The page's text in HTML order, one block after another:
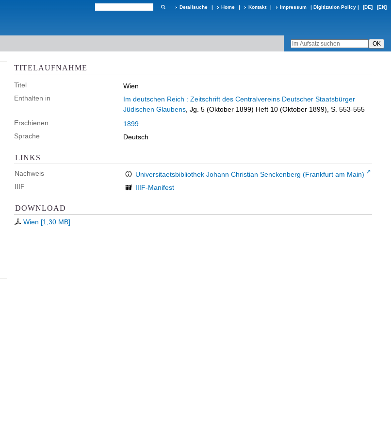
Detailsuche | Home | Kontakt | Impressum | Digitization Policy | [DE] [EN]
TITELAUFNAHME
Titel
Wien
Enthalten in
Im deutschen Reich : Zeitschrift des Centralvereins Deutscher Staatsbürger
Jüdischen Glaubens , Jg. 5 (Oktober 1899) Heft 10 (Oktober 1899), S. 553-555
Erschienen
1899
Sprache
Deutsch
LINKS
Nachweis
Universitaetsbibliothek Johann Christian Senckenberg (Frankfurt am Main)
IIIF
IIIF-Manifest
DOWNLOAD
Wien [1,30 MB]